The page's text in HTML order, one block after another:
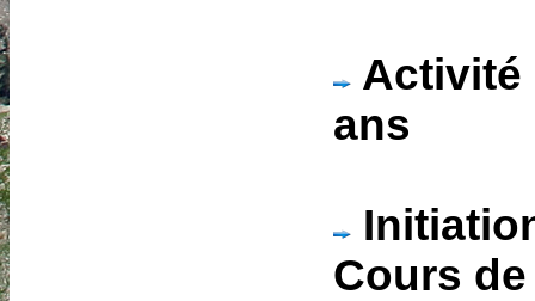
Activité
ans
Cours